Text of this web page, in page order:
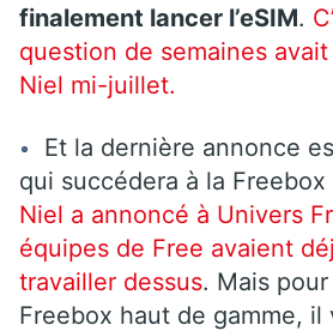
finalement lancer l’eSIM.
question de semaines
Niel mi-juillet.
Et la dernière annonce
qui succédera à la Freebox
Niel a annoncé à Univers
équipes de Free avaient
travailler dessus. Mais
Freebox haut de gamme, il